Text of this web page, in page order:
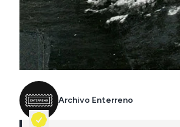
Archivo Enterreno